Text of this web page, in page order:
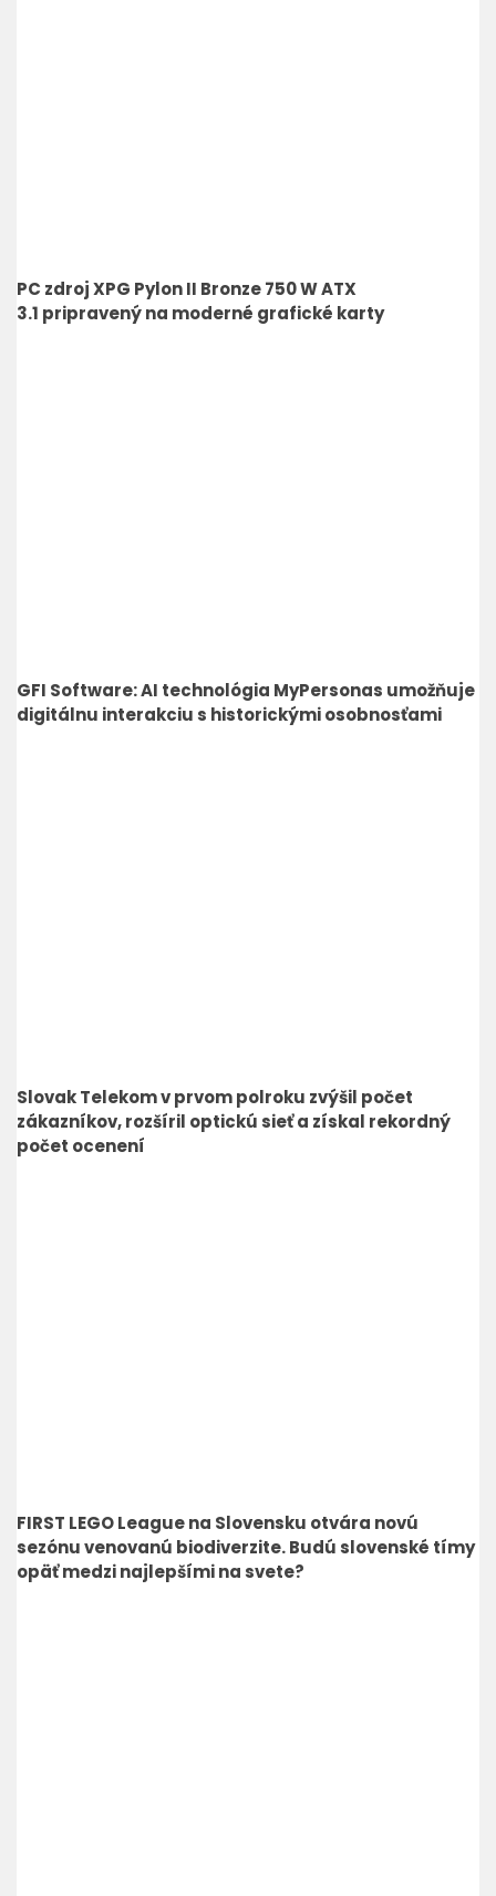
PC zdroj XPG Pylon II Bronze 750 W ATX
3.1 pripravený na moderné grafické karty
GFI Software: AI technológia MyPersonas umožňuje
digitálnu interakciu s historickými osobnosťami
Slovak Telekom v prvom polroku zvýšil počet
zákazníkov, rozšíril optickú sieť a získal rekordný
počet ocenení
FIRST LEGO League na Slovensku otvára novú
sezónu venovanú biodiverzite. Budú slovenské tímy
opäť medzi najlepšími na svete?